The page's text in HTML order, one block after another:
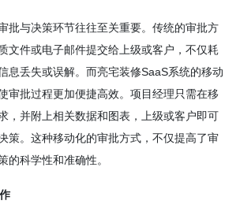
批与决策环节往往至关重要。传统的审批方
文件或电子邮件提交给上级或客户，不仅耗
息丢失或误解。而亮宅装修SaaS系统的移动
审批过程更加便捷高效。项目经理只需在移
，并附上相关数据和图表，上级或客户即可
策。这种移动化的审批方式，不仅提高了审
的科学性和准确性。